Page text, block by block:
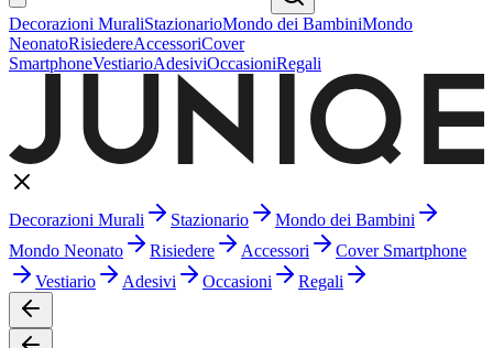
Decorazioni MuraliStazionarioMondo dei BambiniMondo
NeonatoRisiedereAccessoriCover
SmartphoneVestiarioAdesiviOccasioniRegali
Decorazioni Murali Stazionario
Mondo dei Bambini
Mondo Neonato
Risiedere Accessori
Cover Smartphone
Vestiario
Adesivi Occasioni Regali